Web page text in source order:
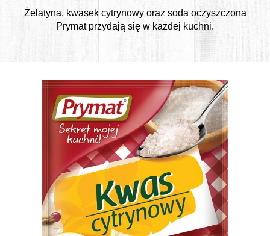
Żelatyna, kwasek cytrynowy oraz soda oczyszczona
Prymat przydają się w każdej kuchni.